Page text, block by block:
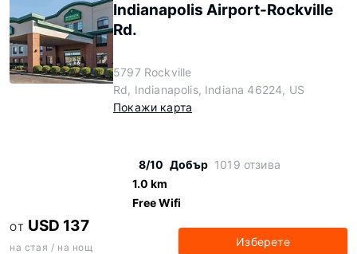
Indianapolis Airport-Rockville
Rd.
5797 Rockville
Rd, Indianapolis, Indiana 46224, US
Покажи карта
8/10 Добър 1019 отзива
1.0 km
Free Wifi
ОТ USD 137
на стая / на нощ Изберете